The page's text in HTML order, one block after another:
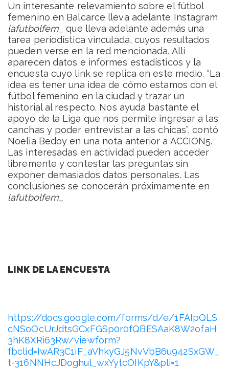
Un interesante relevamiento sobre el fútbol
femenino en Balcarce lleva adelante Instagram
lafutbolfem_que lleva adelante además una
tarea periodística vinculada, cuyos resultados
pueden verse en la red mencionada. Allí
aparecen datos e informes estadísticos y la
encuesta cuyo link se replica en este medio. “La
idea es tener una idea de cómo estamos con el
fútbol femenino en la ciudad y trazar un
historial al respecto. Nos ayuda bastante el
apoyo de la Liga que nos permite ingresar a las
canchas y poder entrevistar a las chicas”, contó
Noelia Bedoy en una nota anterior a ACCION5.
Las interesadas en actividad pueden acceder
libremente y contestar las preguntas sin
exponer demasiados datos personales. Las
conclusiones se conocerán próximamente en
lafutbolfem_
LINK DE LA ENCUESTA
https://docs.google.com/forms/d/e/1FAIpQLS
cNSoOcUrJdtsGCxFGSp0r0fQBESAaK8W2ofaH
3hK8XRi63Rw/viewform?
fbclid=IwAR3C1iF_aVhkyGJ5NvVbB6u942SxGW_
t-316NNHcJDoghul_wxYytcOIKpY&pli=1